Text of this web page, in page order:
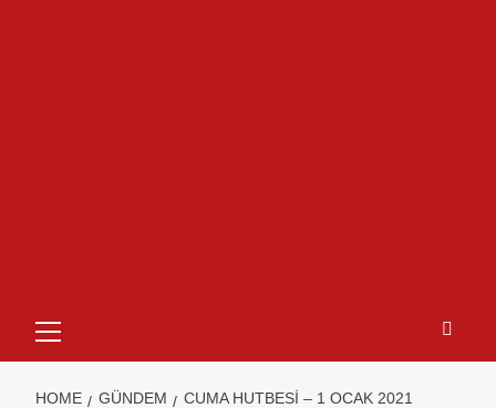
HOME GÜNDEM CUMA HUTBESI – 1 OCAK 2021